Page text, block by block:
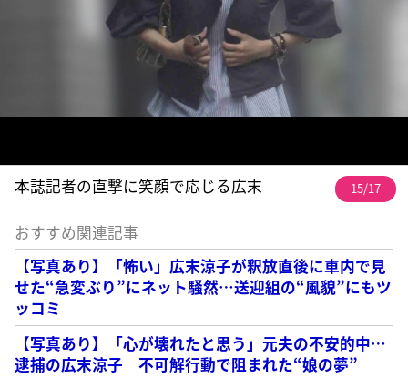
本誌記者の直撃に笑顔で応じる広末 15/17
おすすめ関連記事
【写真あり】「怖い」広末涼子が釈放直後に車内で見
せた“急変ぶり”にネット騒然…送迎組の“風貌”にもツ
ッコミ
【写真あり】「心が壊れたと思う」元夫の不安的中…
逮捕の広末涼子 不可解行動で阻まれた“娘の夢”